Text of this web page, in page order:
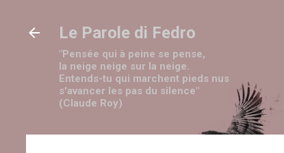
Le Parole di Fedro
"Pensée qui à peine se pense,
la neige neige sur la neige.
Entends-tu qui marchent pieds nus
s'avancer les pas du silence"
(Claude Roy)